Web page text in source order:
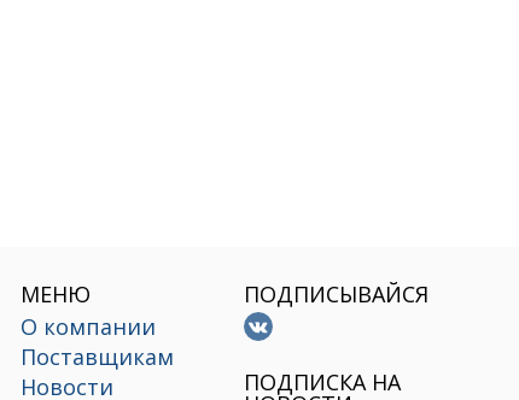
МЕНЮ
О компании
Поставщикам
Новости
ПОДПИСЫВАЙСЯ
ПОДПИСКА НА